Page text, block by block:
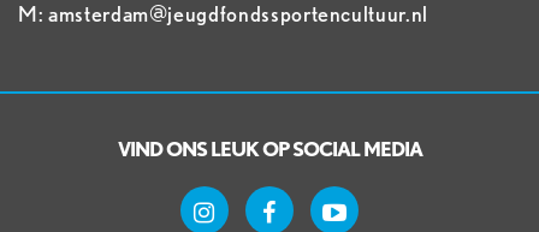
M: amsterdam@jeugdfondssportencultuur.nl
VIND ONS LEUK OP SOCIAL MEDIA